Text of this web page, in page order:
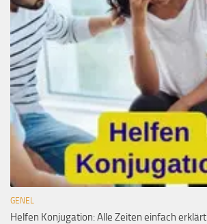
GENEL
Helfen Konjugation: Alle Zeiten einfach erklärt